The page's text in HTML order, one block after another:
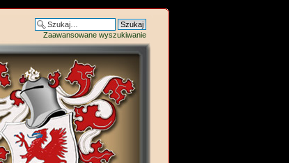
Zaawansowane wyszukiwanie